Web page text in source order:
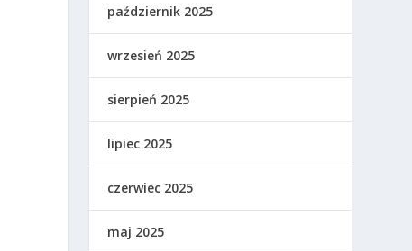
październik 2025
wrzesień 2025
sierpień 2025
lipiec 2025
czerwiec 2025
maj 2025